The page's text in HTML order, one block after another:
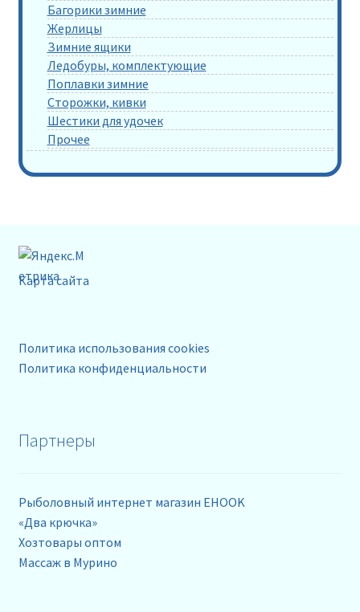
Багорики зимние
Жерлицы
Зимние ящики
Ледобуры, комплектующие
Поплавки зимние
Сторожки, кивки
Шестики для удочек
Прочее
Карта сайта
Политика использования cookies
Политика конфиденциальности
Партнеры
Рыболовный интернет магазин EHOOK
«Два крючка»
Хозтовары оптом
Массаж в Мурино